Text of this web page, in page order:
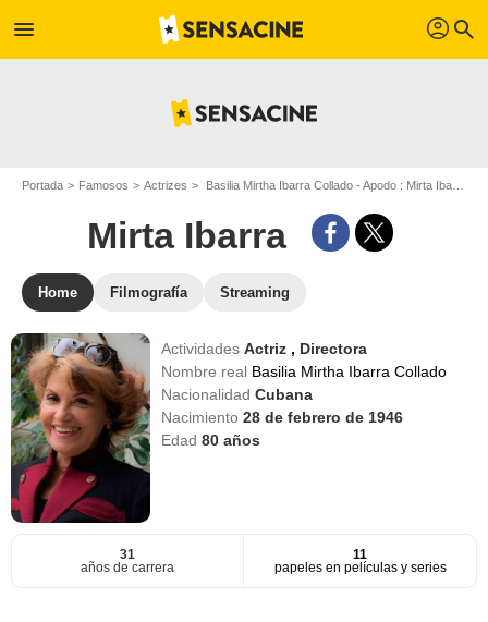
menu profil search
Portada Famosos Actrizes Basilia Mirtha Ibarra Collado - Apodo : Mirta Ibarra
Mirta Ibarra
Home Filmografía Streaming
ActividadesActriz , Directora
Nombre real Basilia Mirtha Ibarra Collado
NacionalidadCubana
Nacimiento28 de febrero de 1946
Edad80 años
31
años de carrera
11
papeles en películas y series